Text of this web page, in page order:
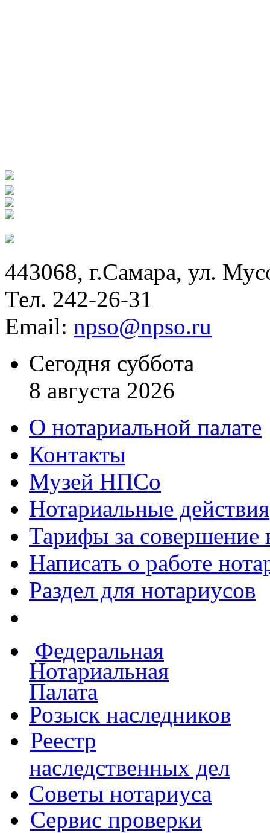
443068, г.Самара, ул.
Тел. 242-26-31
Email: npso@npso.ru
Сегодня суббота
8 августа 2026
О нотариальной палате
Контакты
Музей НПСо
Нотариальные действия
Тарифы за совершение
Написать о работе
Раздел для нотариусов
Федеральная
Нотариальная
Палата
Розыск наследников
Реестр
наследственных дел
Советы нотариуса
Сервис проверки